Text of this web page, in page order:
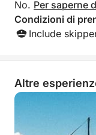
Esplorerai angoli
nascosti, senza
tour offre
costiera di Cipro.
chiunque ami il
No. Per saperne
Condizioni di
Include
Altre